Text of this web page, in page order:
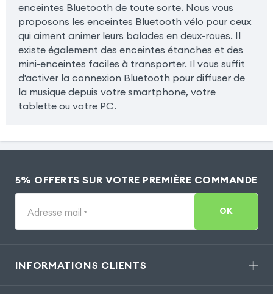
enceintes Bluetooth de toute sorte. Nous vous
proposons les enceintes Bluetooth vélo pour ceux
qui aiment animer leurs balades en deux-roues. Il
existe également des enceintes étanches et des
mini-enceintes faciles à transporter. Il vous suffit
d'activer la connexion Bluetooth pour diffuser de
la musique depuis votre smartphone, votre
tablette ou votre PC.
5% OFFERTS SUR VOTRE PREMIÈRE COMMANDE
Adresse mail * OK
INFORMATIONS CLIENTS